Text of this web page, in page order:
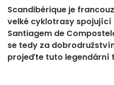
Scandibérique je
velké cyklotrasy spojující
Santiagem de
se tedy za
projeďte tuto legendární